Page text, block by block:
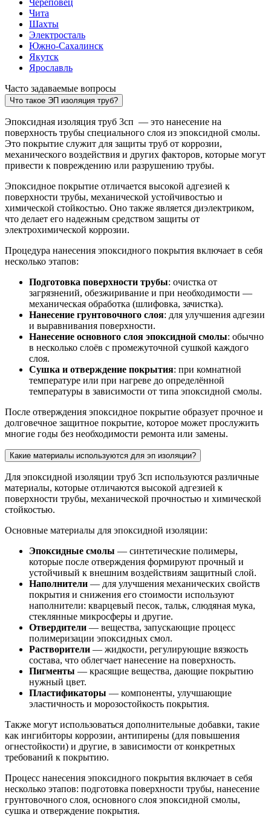
Череповец
Чита
Шахты
Электросталь
Южно-Сахалинск
Якутск
Ярославль
Часто задаваемые вопросы
Что такое ЭП изоляция труб?
Эпоксидная изоляция труб 3сп — это нанесение на
поверхность трубы специального слоя из эпоксидной смолы.
Это покрытие служит для защиты труб от коррозии,
механического воздействия и других факторов, которые могут
привести к повреждению или разрушению трубы.
Эпоксидное покрытие отличается высокой адгезией к
поверхности трубы, механической устойчивостью и
химической стойкостью. Оно также является диэлектриком,
что делает его надежным средством защиты от
электрохимической коррозии.
Процедура нанесения эпоксидного покрытия включает в себя
несколько этапов:
Подготовка поверхности трубы: очистка от
загрязнений, обезжиривание и при необходимости —
механическая обработка (шлифовка, зачистка).
Нанесение грунтовочного слоя: для улучшения адгезии
и выравнивания поверхности.
Нанесение основного слоя эпоксидной смолы: обычно
в несколько слоёв с промежуточной сушкой каждого
слоя.
Сушка и отверждение покрытия: при комнатной
температуре или при нагреве до определённой
температуры в зависимости от типа эпоксидной смолы.
После отверждения эпоксидное покрытие образует прочное и
долговечное защитное покрытие, которое может прослужить
многие годы без необходимости ремонта или замены.
Какие материалы используются для эп изоляции?
Для эпоксидной изоляции труб 3сп используются различные
материалы, которые отличаются высокой адгезией к
поверхности трубы, механической прочностью и химической
стойкостью.
Основные материалы для эпоксидной изоляции:
Эпоксидные смолы — синтетические полимеры,
которые после отверждения формируют прочный и
устойчивый к внешним воздействиям защитный слой.
Наполнители — для улучшения механических свойств
покрытия и снижения его стоимости используют
наполнители: кварцевый песок, тальк, слюдяная мука,
стеклянные микросферы и другие.
Отвердители — вещества, запускающие процесс
полимеризации эпоксидных смол.
Растворители — жидкости, регулирующие вязкость
состава, что облегчает нанесение на поверхность.
Пигменты — красящие вещества, дающие покрытию
нужный цвет.
Пластификаторы — компоненты, улучшающие
эластичность и морозостойкость покрытия.
Также могут использоваться дополнительные добавки, такие
как ингибиторы коррозии, антипирены (для повышения
огнестойкости) и другие, в зависимости от конкретных
требований к покрытию.
Процесс нанесения эпоксидного покрытия включает в себя
несколько этапов: подготовка поверхности трубы, нанесение
грунтовочного слоя, основного слоя эпоксидной смолы,
сушка и отверждение покрытия.